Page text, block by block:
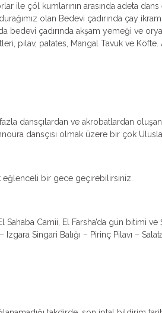
ile çöl kumlarının arasında adeta
olan Bedevi çadırında çay
bedevi çadırında akşam yemeği ve
pilav, patates, Mangal Tavuk ve
dansçılardan ve akrobatlardan
dansçısı olmak üzere bir çok
eğlenceli bir gece geçirebilirsiniz.
Camii, El Farsha’da gün bitimi ve
Singari Balığı – Pirinç Pilavı –